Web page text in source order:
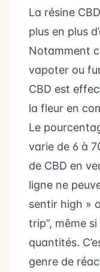
La résine
plus en plus
Notamment
vapoter ou
CBD est
la fleur en
Le
varie de 6 à
de CBD en
ligne ne
sentir high »
trip”, même
quantités.
genre de